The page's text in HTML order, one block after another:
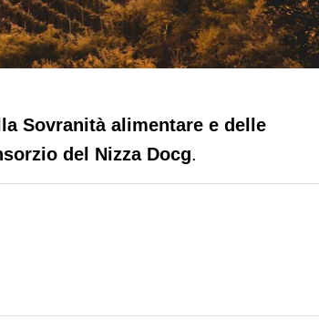
del Nizza Docg
Sovranità alimentare e delle
del Nizza Docg.